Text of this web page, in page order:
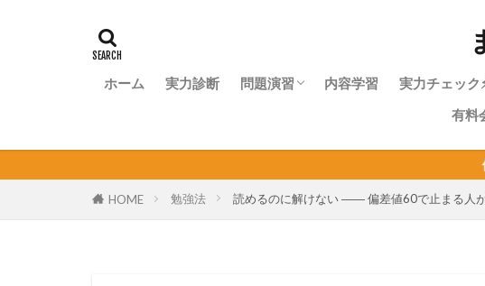
ホーム 実力診断 問題演習 内容学習 実力チェック
有料
個人契約オンライ
HOME 勉強法 読めるのに解けない ―― 偏差値60で止まる人